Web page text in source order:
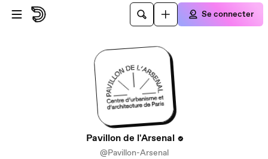
Passer au contenu principal
Se connecter
Pavillon de l'Arsenal
@Pavillon-Arsenal